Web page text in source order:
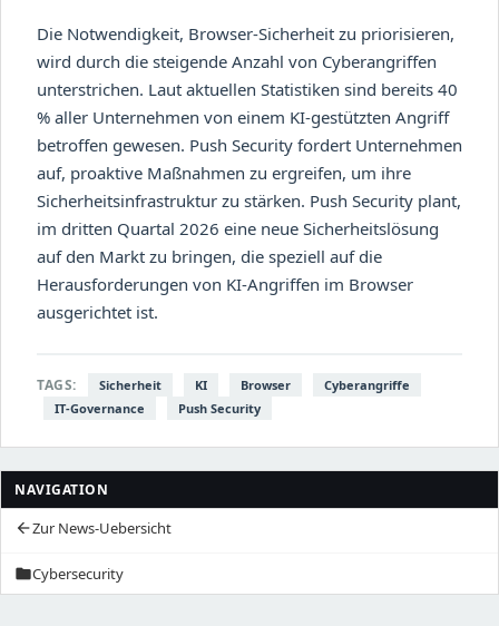
NAVIGATION
arrow_backZur News-Uebersicht
folderCybersecurity
Die Notwendigkeit, Browser-Sicherheit zu priorisieren,
wird durch die steigende Anzahl von Cyberangriffen
unterstrichen. Laut aktuellen Statistiken sind bereits 40
% aller Unternehmen von einem KI-gestützten Angriff
betroffen gewesen. Push Security fordert Unternehmen
auf, proaktive Maßnahmen zu ergreifen, um ihre
Sicherheitsinfrastruktur zu stärken. Push Security plant,
im dritten Quartal 2026 eine neue Sicherheitslösung
auf den Markt zu bringen, die speziell auf die
Herausforderungen von KI-Angriffen im Browser
ausgerichtet ist.
TAGS: Sicherheit KI Browser
Cyberangriffe
IT-Governance
Push Security